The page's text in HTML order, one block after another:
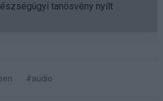
tanösvény nyílt
#audio